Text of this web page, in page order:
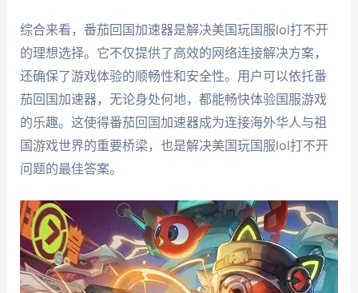
综合来看，番茄回国加速器是解决美国玩国服lol打不开
的理想选择。它不仅提供了高效的网络连接解决方案，
还确保了游戏体验的顺畅性和安全性。用户可以依托番
茄回国加速器，无论身处何地，都能畅快体验国服游戏
的乐趣。这使得番茄回国加速器成为连接海外华人与祖
国游戏世界的重要桥梁，也是解决美国玩国服lol打不开
问题的最佳答案。